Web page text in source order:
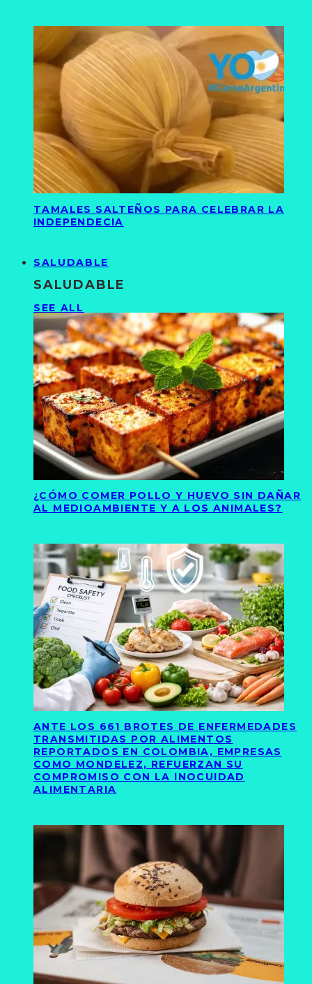
TAMALES SALTEÑOS PARA CELEBRAR LA
INDEPENDECIA
SALUDABLE
SALUDABLE
SEE ALL
¿CÓMO COMER POLLO Y HUEVO SIN DAÑAR
AL MEDIOAMBIENTE Y A LOS ANIMALES?
ANTE LOS 661 BROTES DE ENFERMEDADES
TRANSMITIDAS POR ALIMENTOS
REPORTADOS EN COLOMBIA, EMPRESAS
COMO MONDELEZ, REFUERZAN SU
COMPROMISO CON LA INOCUIDAD
ALIMENTARIA